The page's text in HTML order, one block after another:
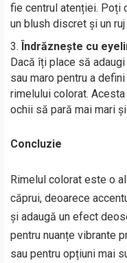
fie centrul atenției. Poți
un blush discret și un
Îndrăznește cu
Dacă îți place să
sau maro pentru a
rimelului colorat.
ochii să pară mai mari
Concluzie
Rimelul colorat este o
căprui, deoarece
și adaugă un efect
pentru nuanțe vibrante
sau pentru opțiuni mai